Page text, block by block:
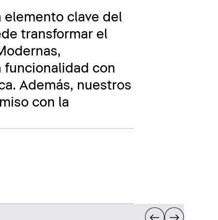
elemento clave del
transformar el
funcionalidad con
Además, nuestros
con la